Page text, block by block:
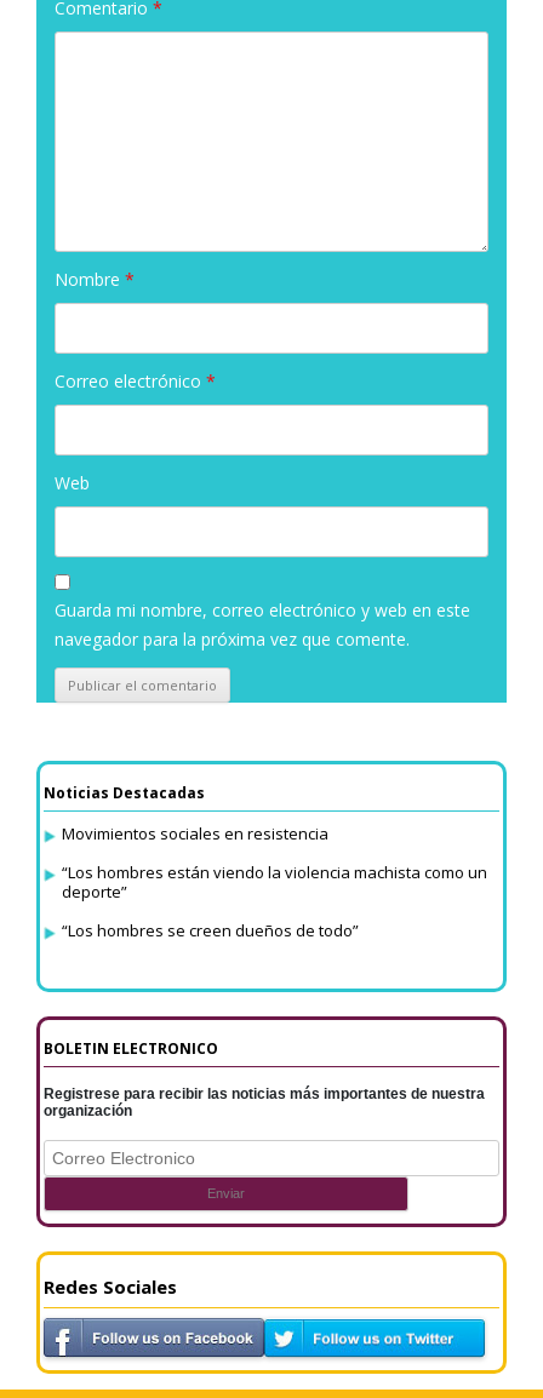
Comentario *
Nombre *
Correo electrónico *
Web
Guarda mi nombre, correo electrónico y web en este
navegador para la próxima vez que comente.
Noticias Destacadas
Movimientos sociales en resistencia
“Los hombres están viendo la violencia machista como un
deporte”
“Los hombres se creen dueños de todo”
BOLETIN ELECTRONICO
Registrese para recibir las noticias más importantes de nuestra
organización
Redes Sociales